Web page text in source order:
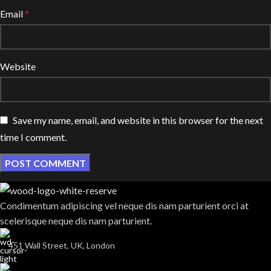
Email*
Website
Save my name, email, and website in this browser for the next
time I comment.
Condimentum adipiscing vel neque dis nam parturient orci at
scelerisque neque dis nam parturient.
451 Wall Street, UK, London